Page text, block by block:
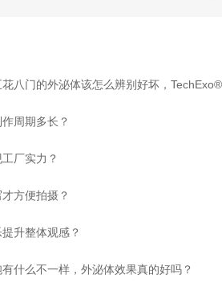
周期多长？
厂实力？
方便拍摄？
升整体观感？
什么不一样，外泌体效果真的好吗？